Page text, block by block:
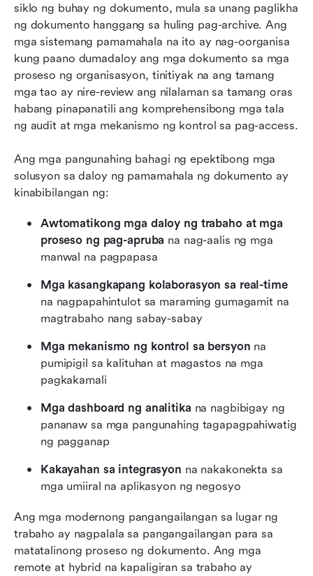
siklo ng buhay ng dokumento, mula sa unang paglikha
ng dokumento hanggang sa huling pag-archive. Ang
mga sistemang pamamahala na ito ay nag-oorganisa
kung paano dumadaloy ang mga dokumento sa mga
proseso ng organisasyon, tinitiyak na ang tamang
mga tao ay nire-review ang nilalaman sa tamang oras
habang pinapanatili ang komprehensibong mga tala
ng audit at mga mekanismo ng kontrol sa pag-access.
Ang mga pangunahing bahagi ng epektibong mga
solusyon sa daloy ng pamamahala ng dokumento ay
kinabibilangan ng:
Awtomatikong mga daloy ng trabaho at mga
proseso ng pag-apruba na nag-aalis ng mga
manwal na pagpapasa
Mga kasangkapang kolaborasyon sa real-time
na nagpapahintulot sa maraming gumagamit na
magtrabaho nang sabay-sabay
Mga mekanismo ng kontrol sa bersyon na
pumipigil sa kalituhan at magastos na mga
pagkakamali
Mga dashboard ng analitika na nagbibigay ng
pananaw sa mga pangunahing tagapagpahiwatig
ng pagganap
Kakayahan sa integrasyon na nakakonekta sa
mga umiiral na aplikasyon ng negosyo
Ang mga modernong pangangailangan sa lugar ng
trabaho ay nagpalala sa pangangailangan para sa
matatalinong proseso ng dokumento. Ang mga
remote at hybrid na kapaligiran sa trabaho ay